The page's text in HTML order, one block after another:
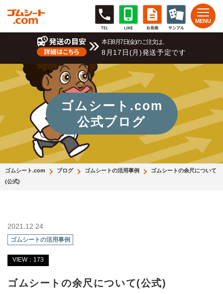
本日8月7日(金)のご注文は、
8月17日(月)発送予定です
ゴムシート.com
公式ブログ
ゴムシート.com ブログ ゴムシートの活用事例
ゴムシートの余尺について
(公式)
2021.12.24
ゴムシートの活用事例
VIEW：173
ゴムシートの余尺について(公式)